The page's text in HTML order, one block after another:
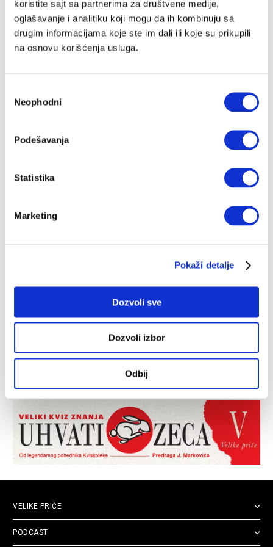
koristite sajt sa partnerima za društvene medije,
oglašavanje i analitiku koji mogu da ih kombinuju sa
drugim informacijama koje ste im dali ili koje su prikupili
na osnovu korišćenja usluga.
сагласности
Neophodni
Podešavanja
Statistika
Marketing
Pokaži detalje
Dozvoli sve
Dozvoli izbor
Odbij
VELIKE PRIČE
PODCAST